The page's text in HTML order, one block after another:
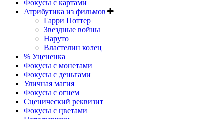
Фокусы с картами
Атрибутика из фильмов
Гарри Поттер
Звездные войны
Наруто
Властелин колец
% Уцененка
Фокусы с монетами
Фокусы с деньгами
Уличная магия
Фокусы с огнем
Сценический реквизит
Фокусы с цветами